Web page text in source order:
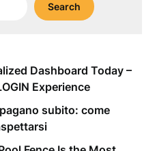
Search
Dashboard Today –
Experience
subito: come